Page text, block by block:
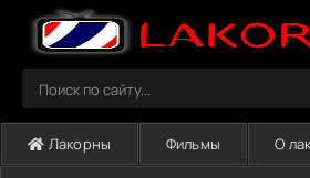
Лакорны Фильмы О